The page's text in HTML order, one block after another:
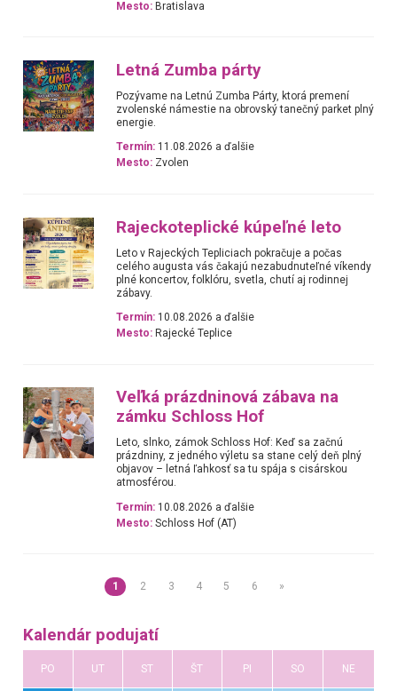
Mesto: Bratislava
Letná Zumba párty
Pozývame na Letnú Zumba Párty, ktorá premení
zvolenské námestie na obrovský tanečný parket plný
energie.
Termín: 11.08.2026 a ďalšie
Mesto: Zvolen
Rajeckoteplické kúpeľné leto
Leto v Rajeckých Tepliciach pokračuje a počas
celého augusta vás čakajú nezabudnuteľné víkendy
plné koncertov, folklóru, svetla, chutí aj rodinnej
zábavy.
Termín: 10.08.2026 a ďalšie
Mesto: Rajecké Teplice
Veľká prázdninová zábava na
zámku Schloss Hof
Leto, slnko, zámok Schloss Hof: Keď sa začnú
prázdniny, z jedného výletu sa stane celý deň plný
objavov – letná ľahkosť sa tu spája s cisárskou
atmosférou.
Termín: 10.08.2026 a ďalšie
Mesto: Schloss Hof (AT)
1 2 3 4 5 6 »
Kalendár podujatí
PO UT ST ŠT PI SO NE